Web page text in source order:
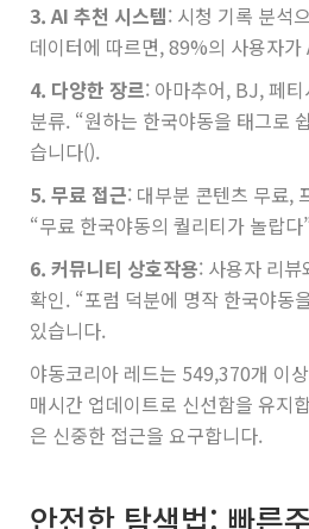
3. AI 추천 시스템: 시청 기록 분석
데이터에 따르면, 89%의 사용자
4. 다양한 장르: 아마추어, BJ, 페
분류. “원하는 한국야동을 태그로
습니다().
5. 무료 접근: 대부분 콘텐츠 무료,
“무료 한국야동의 퀄리티가 놀랍
6. 커뮤니티 상호작용: 사용자 리뷰
확인. “포럼 덕분에 명작 한국야동
있습니다.
야동코리아 레드는 549,370개 이
매시간 업데이트로 신선함을 유지
은 신중한 접근을 요구합니다.
안전한 탐색법: 빠른